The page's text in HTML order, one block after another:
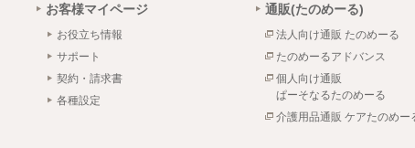
お客様マイページ
お役立ち情報
サポート
契約・請求書
各種設定
通販(たのめーる)
法人向け通販 たのめーる
たのめーるアドバンス
個人向け通販
ぱーそなるたのめーる
介護用品通販 ケアたのめー